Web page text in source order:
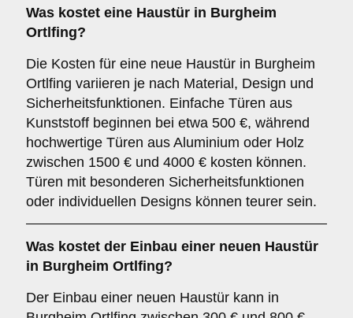
Was kostet eine Haustür in Burgheim
Ortlfing?
Die Kosten für eine neue Haustür in Burgheim
Ortlfing variieren je nach Material, Design und
Sicherheitsfunktionen. Einfache Türen aus
Kunststoff beginnen bei etwa 500 €, während
hochwertige Türen aus Aluminium oder Holz
zwischen 1500 € und 4000 € kosten können.
Türen mit besonderen Sicherheitsfunktionen
oder individuellen Designs können teurer sein.
Was kostet der Einbau einer neuen Haustür
in Burgheim Ortlfing?
Der Einbau einer neuen Haustür kann in